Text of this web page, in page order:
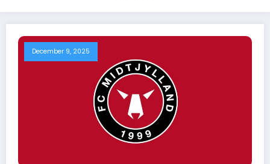
December 9, 2025